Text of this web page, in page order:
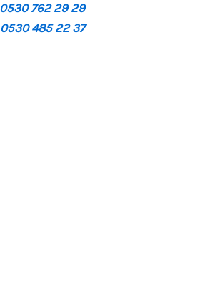
0530 762 29 29
0530 485 22 37